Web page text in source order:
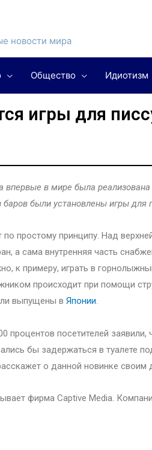
новости мира
Общество Идиотизм
игры для
впервые в мире была реализована
были установлены игры для
простому принципу. Над
а сама внутренняя часть
к примеру, играть в
происходит при помощи
выпущены в Японии.
процентов посетителей заявили,
бы задержаться в туалете
о данной новинке своим
фирма Captive Media.